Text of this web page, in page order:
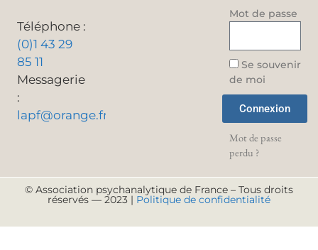
Téléphone :
(0)1 43 29
85 11
Messagerie
:
lapf@orange.fr
Mot de passe
Se souvenir
de moi
Connexion
Mot de passe
perdu ?
© Association psychanalytique de France – Tous droits
réservés — 2023 | Politique de confidentialité